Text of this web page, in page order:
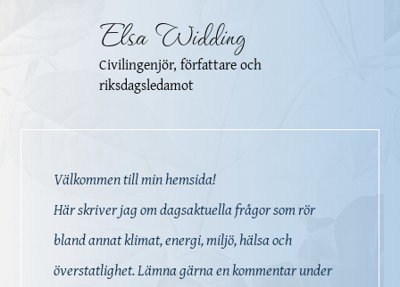
Elsa Widding
Civilingenjör, författare och
riksdagsledamot
Välkommen till min hemsida!
Här skriver jag om dagsaktuella frågor som rör
bland annat klimat, energi, miljö, hälsa och
överstatlighet. Lämna gärna en kommentar under